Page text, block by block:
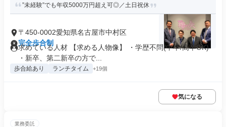
”未経験”でも年収5000万円超え可◎／土日祝休
〒450-0002愛知県名古屋市中村区
完全歩合制
求めている人材 【求める人物像】 ・学歴不問(中卒/高卒OK)
・新卒、第二新卒の方で...
歩合給あり ランチタイム +19個
気になる
業務委託